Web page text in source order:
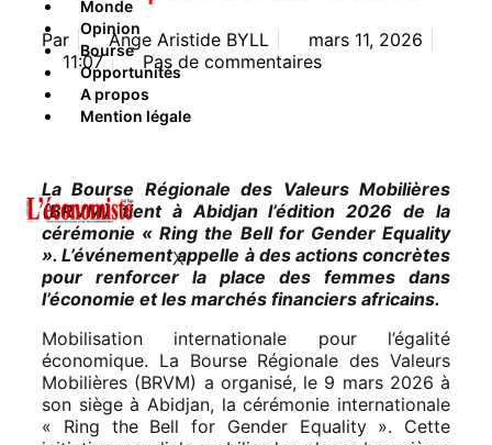
Monde
Opinion
Bourse
Opportunités
A propos
Mention légale
X
Par Ange Aristide BYLL
mars 11, 2026
11:07
Pas de commentaires
La Bourse Régionale des Valeurs Mobilières
(BRVM) tient à Abidjan l’édition 2026 de la
cérémonie « Ring the Bell for Gender Equality
». L’événement appelle à des actions concrètes
pour renforcer la place des femmes dans
l’économie et les marchés financiers africains.
Mobilisation internationale pour l’égalité
économique. La Bourse Régionale des Valeurs
Mobilières (BRVM) a organisé, le 9 mars 2026 à
son siège à Abidjan, la cérémonie internationale
« Ring the Bell for Gender Equality ». Cette